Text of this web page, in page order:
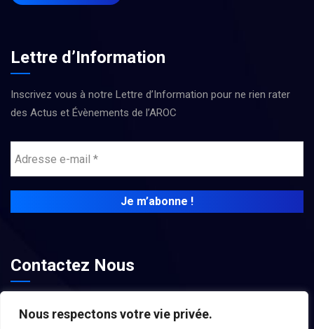
Nous respectons votre vie privée.
Lettre d’Information
Inscrivez vous à notre Lettre d’Information pour ne rien rater
des Actus et Évènements de l’AROC
Contactez Nous
contact@associations-aroc.fr